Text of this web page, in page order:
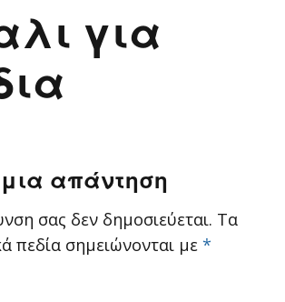
για
απάντηση
σας δεν δημοσιεύεται. Τα
πεδία σημειώνονται με *